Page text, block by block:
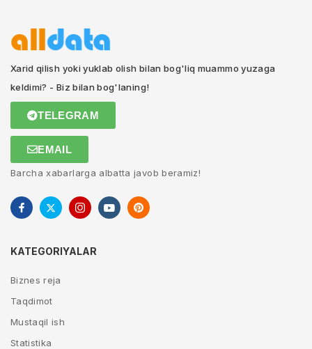
Xarid qilish yoki yuklab olish bilan bog'liq muammo yuzaga
keldimi? - Biz bilan bog'laning!
TELEGRAM
EMAIL
Barcha xabarlarga albatta javob beramiz!
KATEGORIYALAR
Biznes reja
Taqdimot
Mustaqil ish
Statistika